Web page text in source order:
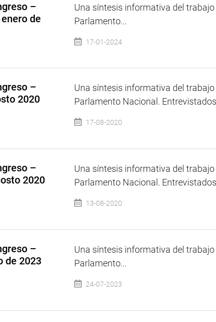
–
de
Una síntesis informativa del
Parlamento...
17-01-2024
–
2020
Una síntesis informativa del
Parlamento Nacional.
17-08-2020
–
2020
Una síntesis informativa del
Parlamento Nacional.
13-08-2020
–
de 2023
Una síntesis informativa del
Parlamento...
24-07-2023